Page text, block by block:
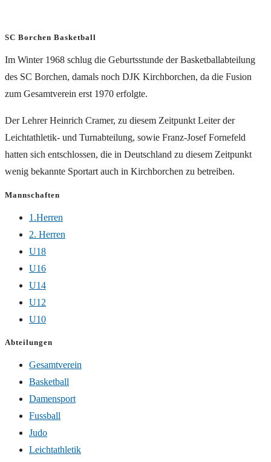
SC Borchen Basketball
Im Winter 1968 schlug die Geburtsstunde der Basketballabteilung
des SC Borchen, damals noch DJK Kirchborchen, da die Fusion
zum Gesamtverein erst 1970 erfolgte.
Der Lehrer Heinrich Cramer, zu diesem Zeitpunkt Leiter der
Leichtathletik- und Turnabteilung, sowie Franz-Josef Fornefeld
hatten sich entschlossen, die in Deutschland zu diesem Zeitpunkt
wenig bekannte Sportart auch in Kirchborchen zu betreiben.
Mannschaften
1.Herren
2. Herren
U18
U16
U14
U12
U10
Abteilungen
Gesamtverein
Basketball
Damensport
Fussball
Judo
Leichtathletik